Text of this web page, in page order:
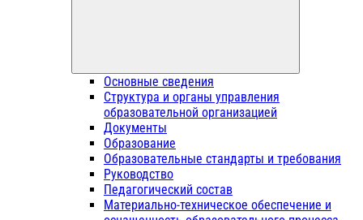
Основные сведения
Структура и органы управления
образовательной организацией
Документы
Образование
Образовательные стандарты и требования
Руководство
Педагогический состав
Материально-техническое обеспечение и